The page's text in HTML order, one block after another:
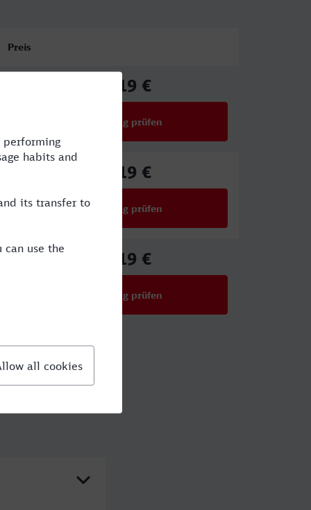
Preis
88,19 €
Verbindung prüfen
63,19 €
Verbindung prüfen
71,19 €
Verbindung prüfen